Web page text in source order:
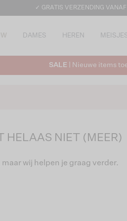
✓ GRATIS VERZENDING
DAMES HEREN
SALE | Nieuwe items
HELAAS NIET (MEER)
wij helpen je graag verder.